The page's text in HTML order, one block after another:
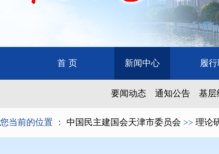
首 页 新闻中心 履
要闻动态 通知公告 基层
您当前的位置 ： 中国民主建国会天津市委员会 >> 理论